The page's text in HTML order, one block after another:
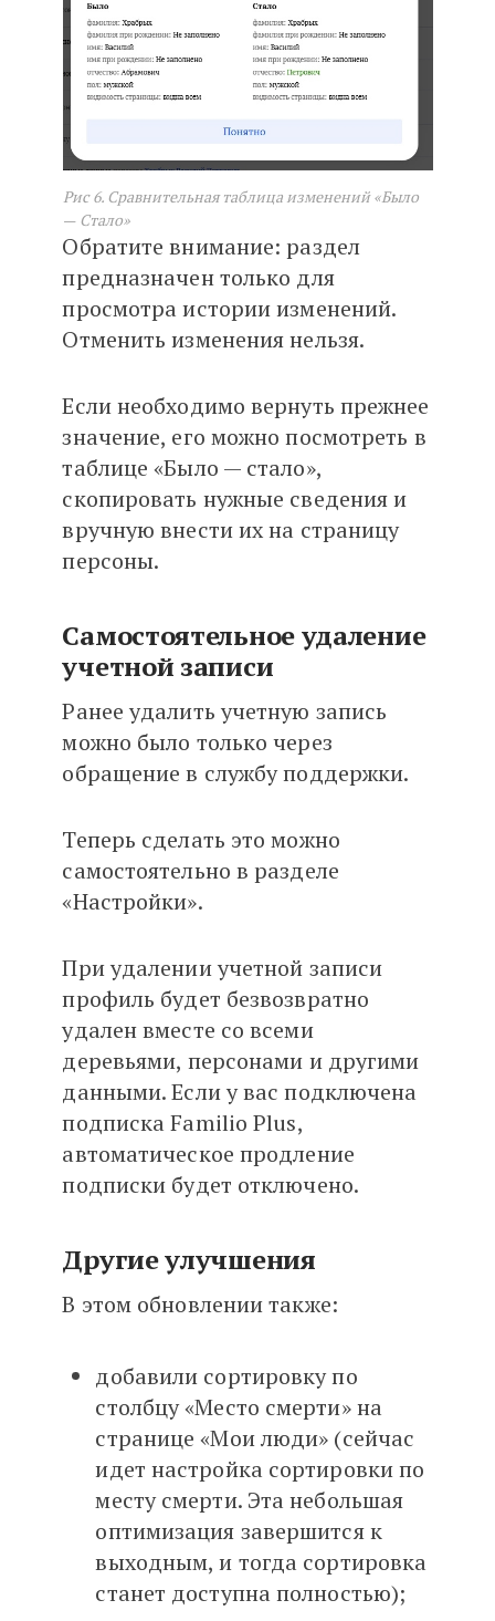
Рис 6. Сравнительная таблица изменений «Было
—Стало»
Обратите внимание: раздел
предназначен только для
просмотра истории изменений.
Отменить изменения нельзя.
Если необходимо вернуть прежнее
значение, его можно посмотреть в
таблице «Было — стало»,
скопировать нужные сведения и
вручную внести их на страницу
персоны.
Самостоятельное удаление
учетной записи
Ранее удалить учетную запись
можно было только через
обращение в службу поддержки.
Теперь сделать это можно
самостоятельно в разделе
«Настройки».
При удалении учетной записи
профиль будет безвозвратно
удален вместе со всеми
деревьями, персонами и другими
данными. Если у вас подключена
подписка Familio Plus,
автоматическое продление
подписки будет отключено.
Другие улучшения
В этом обновлении также:
добавили сортировку по
столбцу «Место смерти» на
странице «Мои люди» (сейчас
идет настройка сортировки по
месту смерти. Эта небольшая
оптимизация завершится к
выходным, и тогда сортировка
станет доступна полностью);